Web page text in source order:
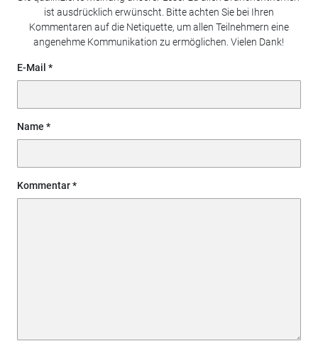
ist ausdrücklich erwünscht. Bitte achten Sie bei Ihren
Kommentaren auf die Netiquette, um allen Teilnehmern eine
angenehme Kommunikation zu ermöglichen. Vielen Dank!
E-Mail
Name
Kommentar